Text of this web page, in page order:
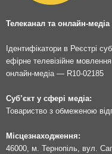
Телеканал та онлайн-медіа
Ідентифікатори в Реєстрі
ефірне телевізійне
онлайн-медіа — R10-02185
Суб’єкт у сфері медіа:
Товариство з обмеженою
Місцезнаходження:
46000, м. Тернопіль, вул.